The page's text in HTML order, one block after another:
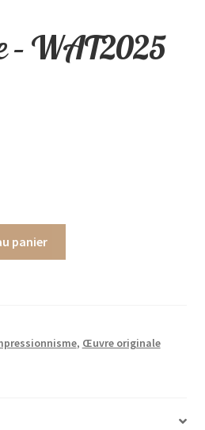
– WAT2025
panier
, Œuvre originale